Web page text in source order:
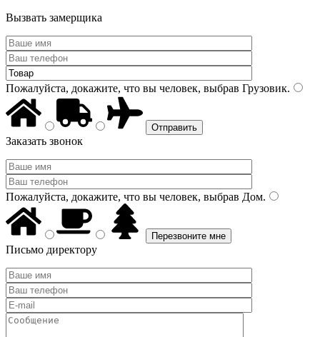
Вызвать замерщика
Пожалуйста, докажите, что вы человек, выбрав Грузовик.
Заказать звонок
Пожалуйста, докажите, что вы человек, выбрав Дом.
Письмо директору